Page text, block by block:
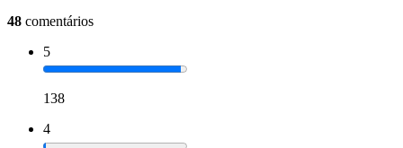
48 comentários
5
138
4